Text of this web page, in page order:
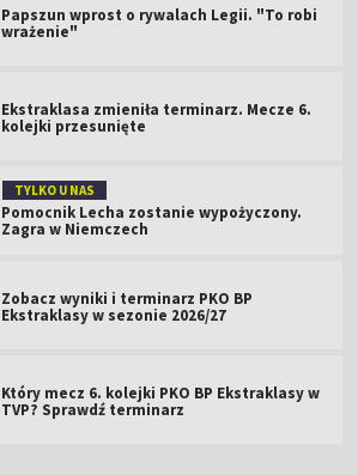
Papszun wprost o rywalach Legii. "To robi
wrażenie"
Ekstraklasa zmieniła terminarz. Mecze 6.
kolejki przesunięte
TYLKO U NAS
Pomocnik Lecha zostanie wypożyczony.
Zagra w Niemczech
Zobacz wyniki i terminarz PKO BP
Ekstraklasy w sezonie 2026/27
Który mecz 6. kolejki PKO BP Ekstraklasy w
TVP? Sprawdź terminarz